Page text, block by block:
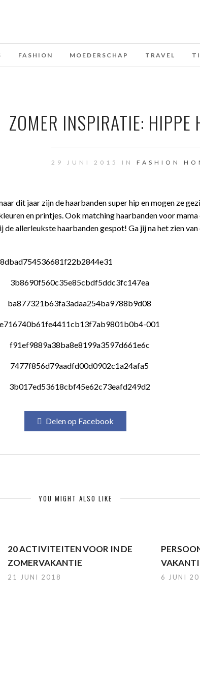
FASHION MOEDERSCHAP TRAVEL
ZOMER INSPIRATIE: HIPPE
29 JUNI 2015 IN FASHION
dit jaar zijn de haarbanden super hip en mogen ze
en printjes. Ook matching haarbanden voor
de allerleukste haarbanden gespot! Ga jij na het zien
Delen op Facebook
YOU MIGHT ALSO LIKE
20 ACTIVITEITEN VOOR IN DE
ZOMERVAKANTIE
21 JUNI 2018 6 JUNI